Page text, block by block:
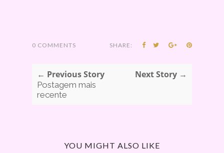
0 COMMENTS SHARE:
← Previous Story
Postagem mais
recente
Next Story →
YOU MIGHT ALSO LIKE